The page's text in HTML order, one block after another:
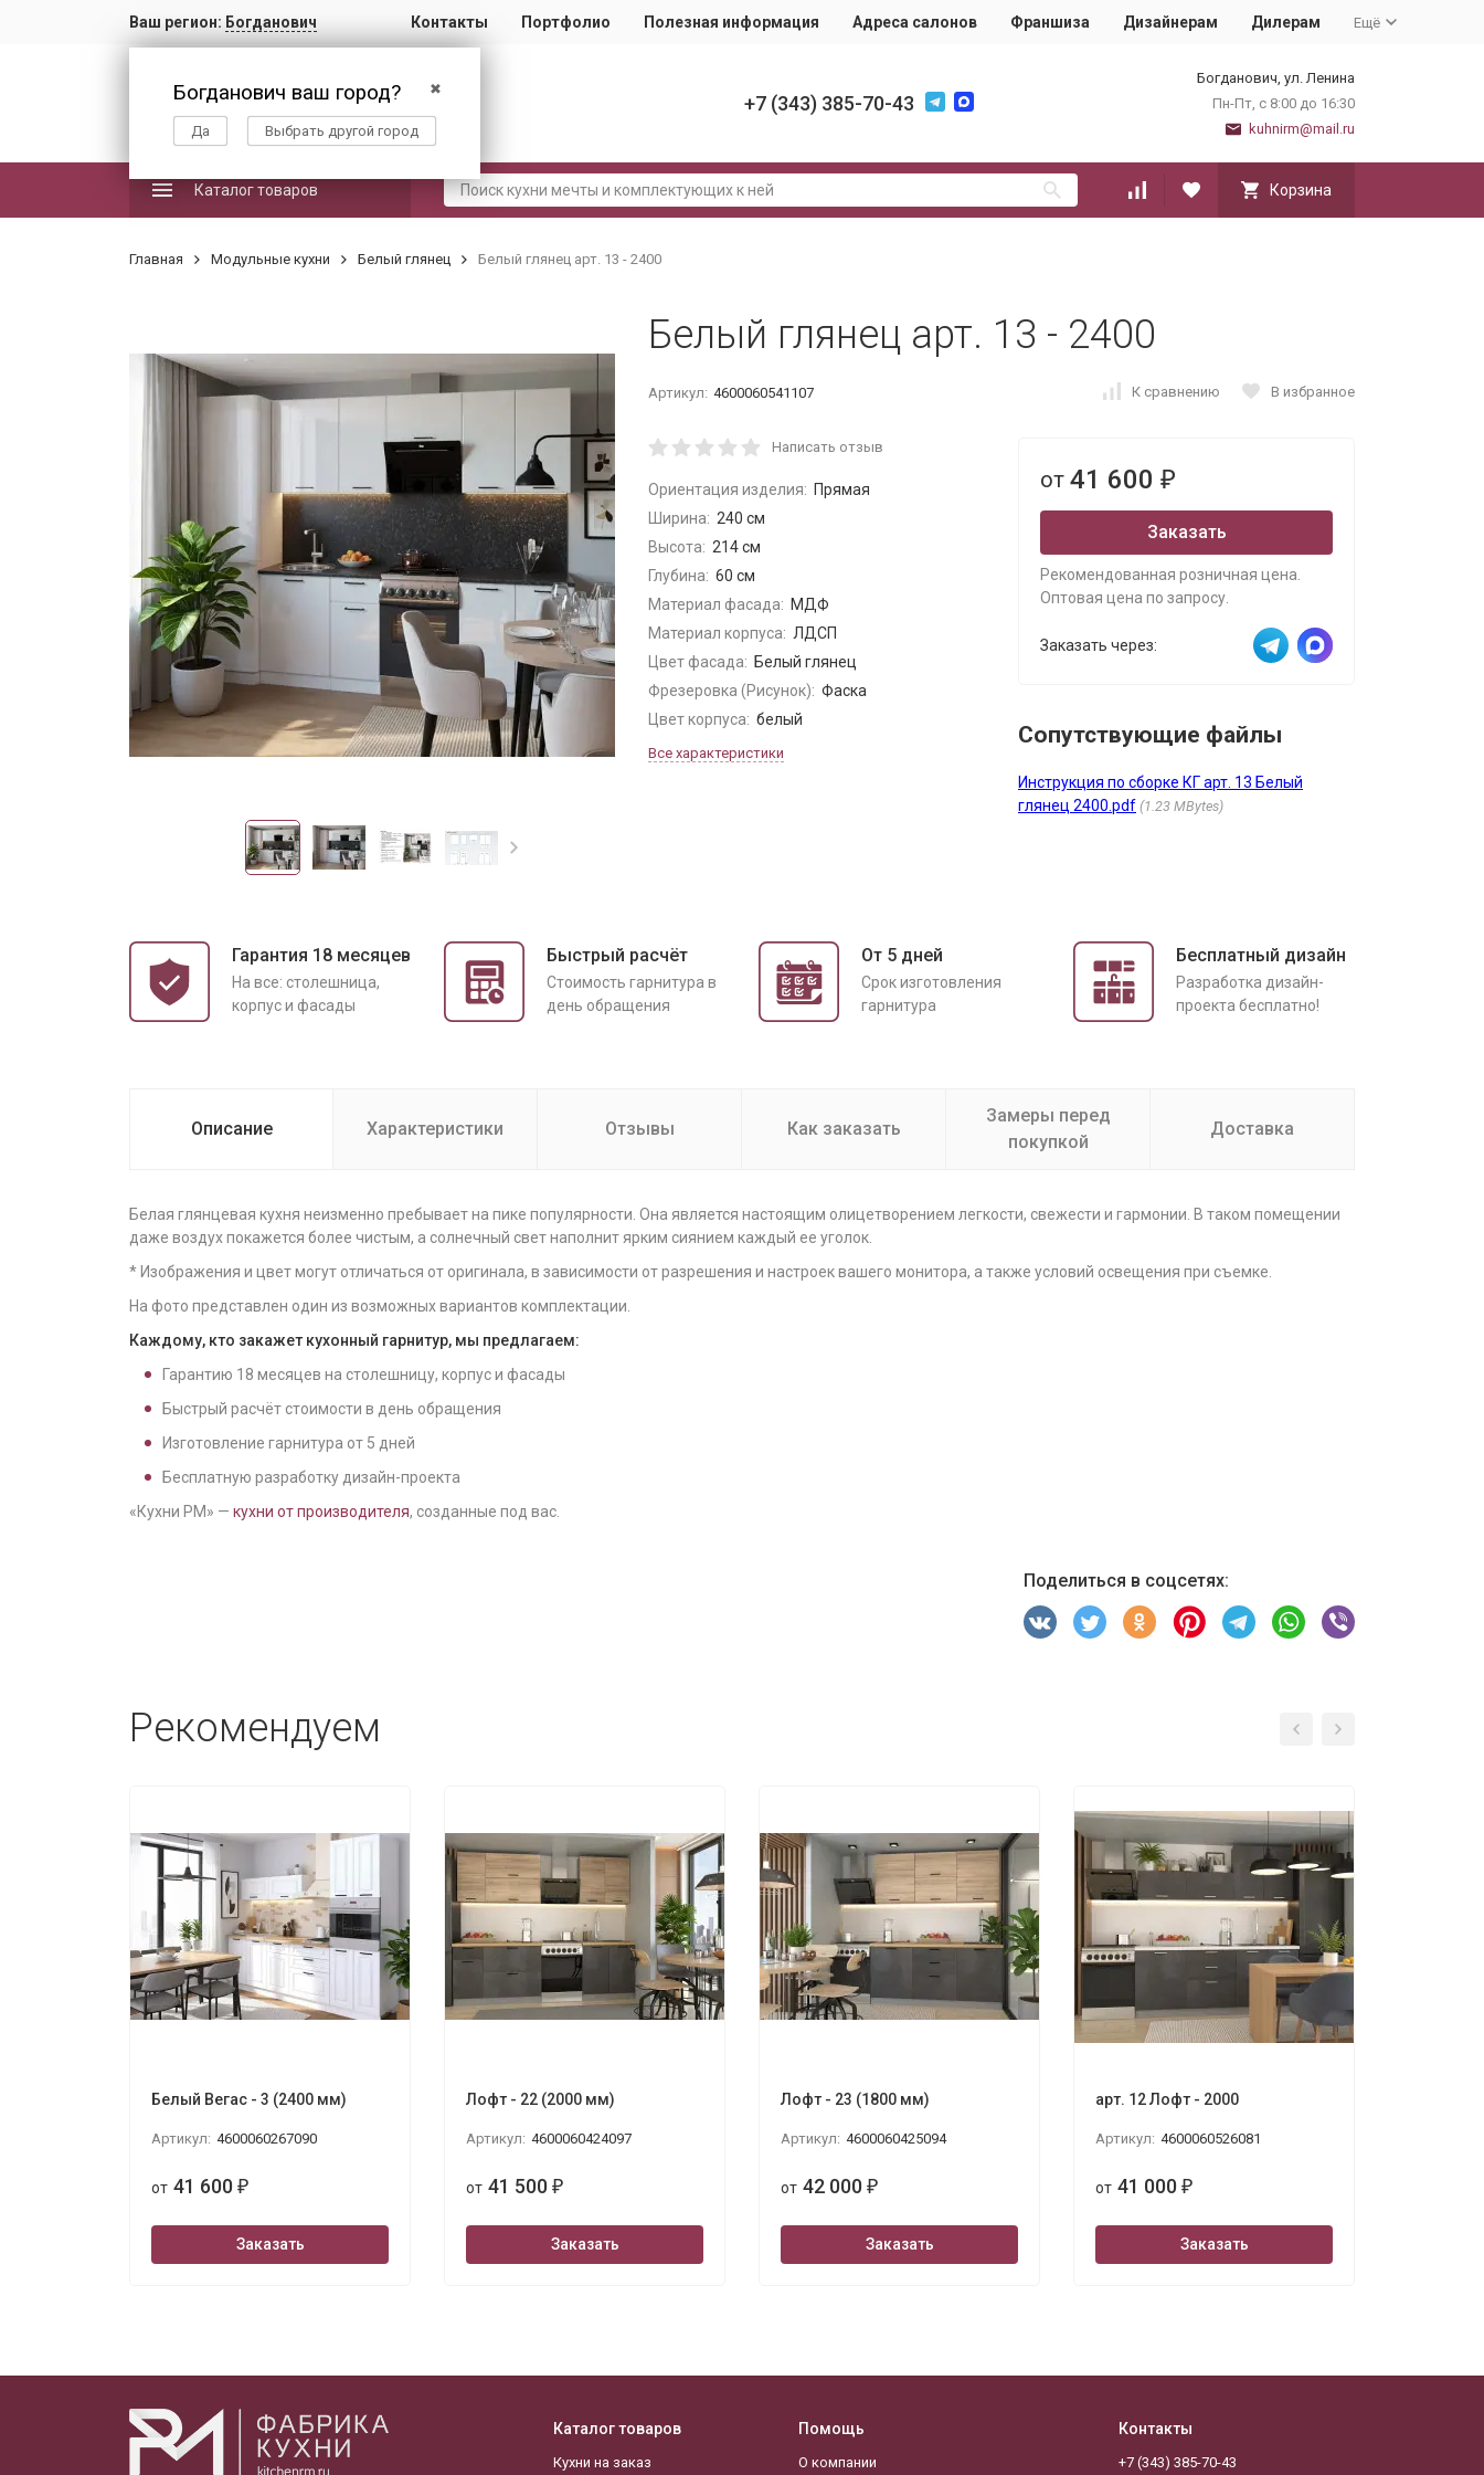
Ваш регион: Богданович
✖
Богданович ваш город?
Да Выбрать другой город
Контакты Портфолио Полезная информация Адреса салонов Франшиза Дизайнерам Дилерам Ещё
+7 (343) 385-70-43
Богданович, ул. Ленина
Пн-Пт, с 8:00 до 16:30
kuhnirm@mail.ru
Каталог товаров Корзина
Главная Модульные кухни Белый глянец Белый глянец арт. 13 - 2400
Белый глянец арт. 13 - 2400
Артикул: 4600060541107 К сравнению В избранное
Написать отзыв
Ориентация изделия: Прямая
Ширина: 240 см
Высота: 214 см
Глубина: 60 см
Материал фасада: МДФ
Материал корпуса: ЛДСП
Цвет фасада: Белый глянец
Фрезеровка (Рисунок): Фаска
Цвет корпуса: белый
Все характеристики
от 41 600 ₽
Заказать
Рекомендованная розничная цена.
Оптовая цена по запросу.
Заказать через:
Сопутствующие файлы
Инструкция по сборке КГ арт. 13 Белый
глянец 2400.pdf 1.23 MBytes
Гарантия 18 месяцев
На все: столешница,
корпус и фасады
Быстрый расчёт
Cтоимость гарнитура в
день обращения
От 5 дней
Срок изготовления
гарнитура
Бесплатный дизайн
Разработка дизайн-
проекта бесплатно!
Описание Характеристики Отзывы Как заказать
Замеры перед
покупкой
Доставка
Белая глянцевая кухня неизменно пребывает на пике популярности. Она является настоящим олицетворением легкости, свежести и гармонии. В таком помещении
даже воздух покажется более чистым, а солнечный свет наполнит ярким сиянием каждый ее уголок.
* Изображения и цвет могут отличаться от оригинала, в зависимости от разрешения и настроек вашего монитора, а также условий освещения при съемке.
На фото представлен один из возможных вариантов комплектации.
Каждому, кто закажет кухонный гарнитур, мы предлагаем:
Гарантию 18 месяцев на столешницу, корпус и фасады
Быстрый расчёт стоимости в день обращения
Изготовление гарнитура от 5 дней
Бесплатную разработку дизайн-проекта
«Кухни РМ» — кухни от производителя, созданные под вас.
Поделиться в соцсетях:
Рекомендуем
Белый Вегас - 3 (2400 мм)
Артикул: 4600060267090
от 41 600 ₽
Заказать
Лофт - 22 (2000 мм)
Артикул: 4600060424097
от 41 500 ₽
Заказать
Лофт - 23 (1800 мм)
Артикул: 4600060425094
от 42 000 ₽
Заказать
арт. 12 Лофт - 2000
Артикул: 4600060526081
от 41 000 ₽
Заказать
Каталог товаров
Кухни на заказ
Помощь
О компании
Контакты
+7 (343) 385-70-43